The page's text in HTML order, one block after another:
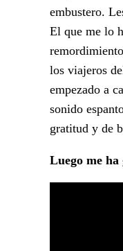
embustero.
El que me lo
los viajeros
empezado a
sonido
gratitud y de
Luego me ha